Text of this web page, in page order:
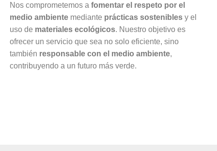
Nos comprometemos a fomentar el respeto por el
medio ambiente mediante prácticas sostenibles y el
uso de materiales ecológicos. Nuestro objetivo es
ofrecer un servicio que sea no solo eficiente, sino
también responsable con el medio ambiente,
contribuyendo a un futuro más verde.